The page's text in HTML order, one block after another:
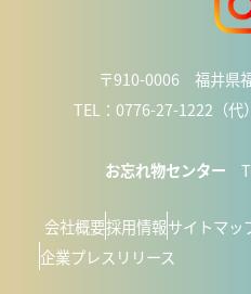
〒910-0006 福井県
TEL：0776-27-1222（
お忘れ物センター
会社概要採用情報サイトマッ
企業プレスリリース